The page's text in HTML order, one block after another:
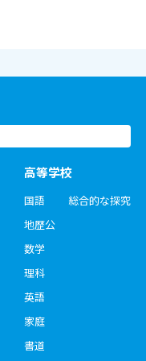
高等学校
国語
地歴公
数学
理科
英語
家庭
書道
総合的な探究